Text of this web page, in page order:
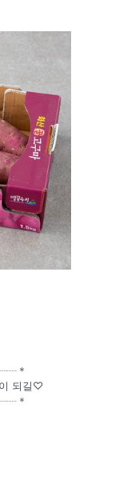
＊
되길♡
＊